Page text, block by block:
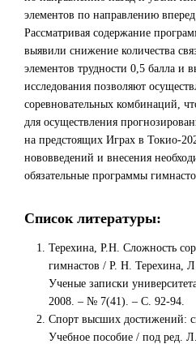
элементов по направлению
Рассматривая содержание
выявили снижение количества
элементов трудности 0,5 балла и
исследования позволяют
соревновательных комбинаций,
для осуществления
на предстоящих Играх в Токио-
нововведений и внесения
обязательные программы
Список литературы:
Терехина, Р.Н. Сложность
гимнастов / Р. Н. Терехина,
Ученые записки
2008. – № 7(41). – С. 92-94.
Спорт высших достижений:
Учебное пособие / под ред.